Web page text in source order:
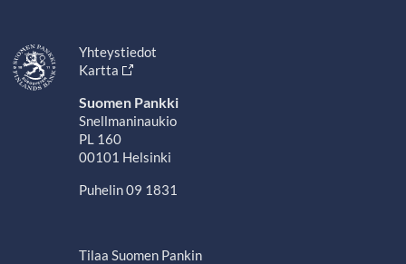
Yhteystiedot
Kartta
Suomen Pankki
Snellmaninaukio
PL 160
00101 Helsinki
Puhelin 09 1831
Tilaa Suomen Pankin